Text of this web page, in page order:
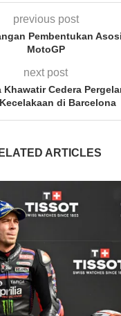
previous post
Pembentukan
MotoGP
next post
Cedera
di Barcelona
ARTICLES